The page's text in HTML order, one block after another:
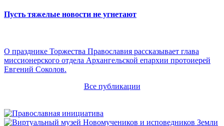
Пусть тяжелые новости не угнетают
О празднике Торжества Православия рассказывает глава
миссионерского отдела Архангельской епархии протоиерей
Евгений Соколов.
Все публикации